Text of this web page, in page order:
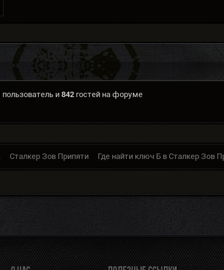
пользователь и 842 гостей на форуме
Сталкер Зов Припяти Где найти ключ Б в Сталкер Зов